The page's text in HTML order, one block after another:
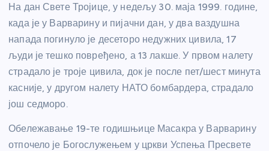
На дан Свете Тројице, у недељу 30. маја 1999. године,
када је у Варварину и пијачни дан, у два ваздушна
напада погинуло је десеторо недужних цивила, 17
људи је тешко повређено, а 13 лакше. У првом налету
страдало је троје цивила, док је после пет/шест минута
касније, у другом налету НАТО бомбардера, страдало
још седморо.
Обележавање 19-те годишњице Масакра у Варварину
отпочело је Богослужењем у цркви Успења Пресвете